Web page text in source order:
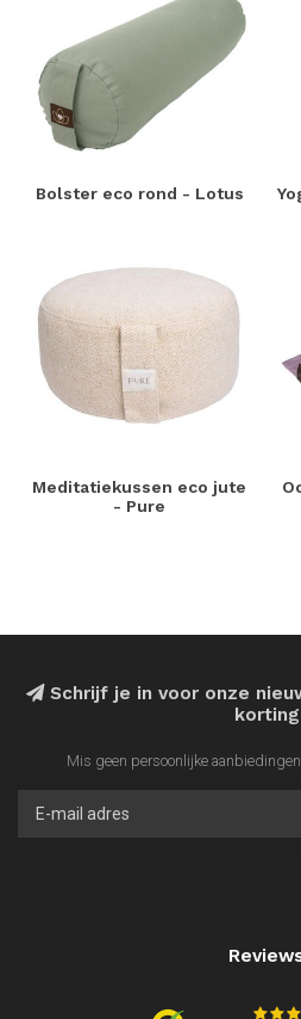
Bolster eco rond - Lotus
Meditatiekussen eco jute
- Pure
Schrijf je in voor onze
korting
Mis geen persoonlijke